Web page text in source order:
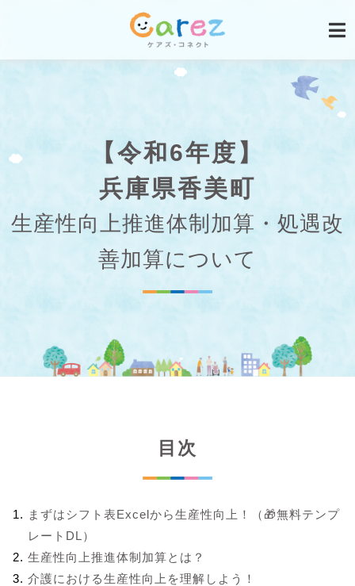
【令和6年度】
兵庫県香美町
生産性向上推進体制加算・処遇改
善加算について
目次
まずはシフト表Excelから生産性向上！（🎁無料テンプ
レートDL）
生産性向上推進体制加算とは？
介護における生産性向上を理解しよう！